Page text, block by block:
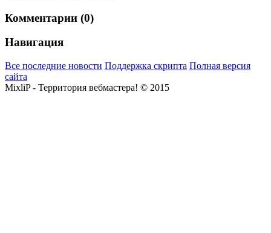
Комментарии (0)
Навигация
Все последние новости Поддержка скрипта Полная версия
сайта
MixliP - Территория вебмастера! © 2015